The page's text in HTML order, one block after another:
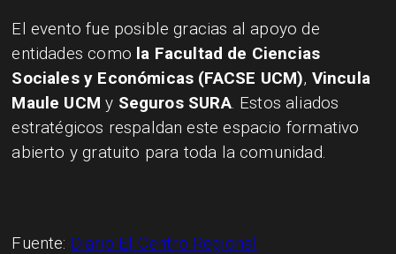
El evento fue posible gracias al apoyo de
entidades como la Facultad de Ciencias
Sociales y Económicas (FACSE UCM), Vincula
Maule UCM y Seguros SURA. Estos aliados
estratégicos respaldan este espacio formativo
abierto y gratuito para toda la comunidad.
Fuente: Diario El Centro Regional